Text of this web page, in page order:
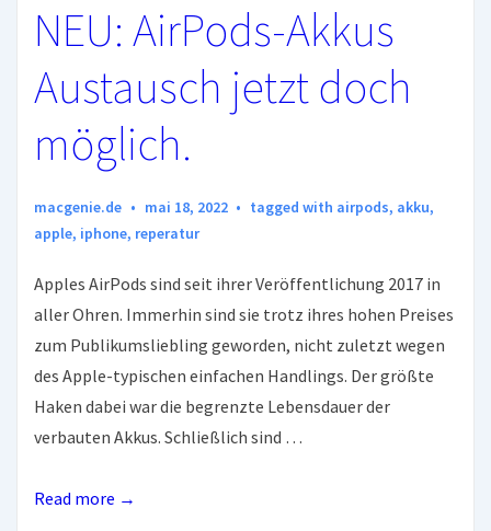
NEU: AirPods-Akkus
Austausch jetzt doch
möglich.
macgenie.de mai 18, 2022 tagged with airpods, akku,
apple, iphone, reperatur
Apples AirPods sind seit ihrer Veröffentlichung 2017 in
aller Ohren. Immerhin sind sie trotz ihres hohen Preises
zum Publikumsliebling geworden, nicht zuletzt wegen
des Apple-typischen einfachen Handlings. Der größte
Haken dabei war die begrenzte Lebensdauer der
verbauten Akkus. Schließlich sind …
NEU:
Read more →